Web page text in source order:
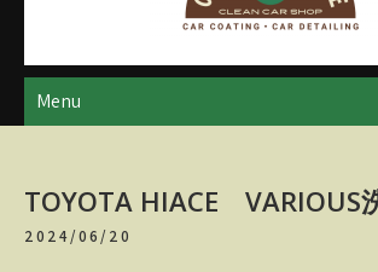
アザースガレー
【神奈川・厚木・愛川】カーメンテナンス
Menu
TOYOTA HIACE VARIOUS
2024/06/20